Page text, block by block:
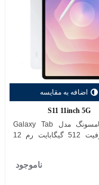
اضافه به مقایسه
S11 11inch 5G
تبلت سامسونگ مدل Galaxy Tab
S11 ظرفیت 512 گیگابایت رم 12
ناموجود